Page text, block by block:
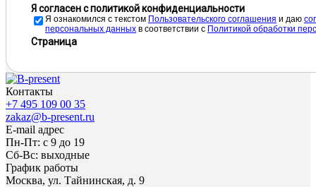
Я согласен с политикой конфиденциальности
Я ознакомился с текстом Пользовательского соглашения и даю
персональных данных в соответствии с Политикой обработки
Страница
Контакты
+7 495 109 00 35
zakaz@b-present.ru
E-mail адрес
Пн-Пт: с 9 до 19
Сб-Вс: выходные
График работы
Москва, ул. Тайнинская, д. 9